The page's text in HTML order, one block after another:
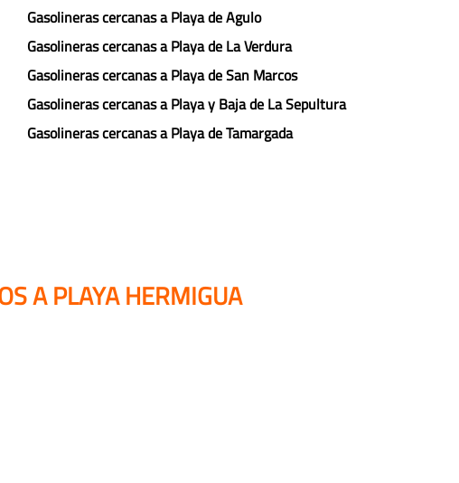
Gasolineras cercanas a Playa de Agulo
Gasolineras cercanas a Playa de La Verdura
Gasolineras cercanas a Playa de San Marcos
Gasolineras cercanas a Playa y Baja de La Sepultura
Gasolineras cercanas a Playa de Tamargada
A PLAYA HERMIGUA